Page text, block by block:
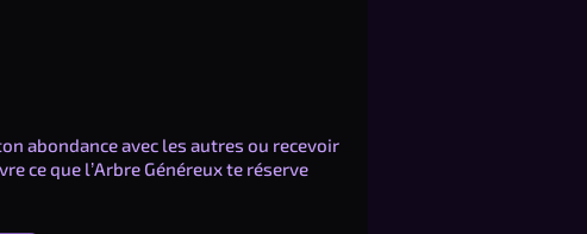
abondance avec les autres ou recevoir
ce que l’Arbre Généreux te réserve